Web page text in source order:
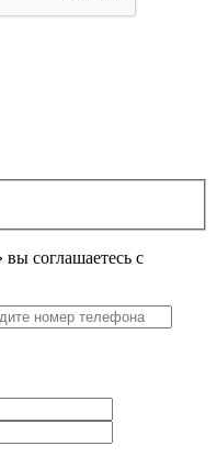
соглашаетесь с